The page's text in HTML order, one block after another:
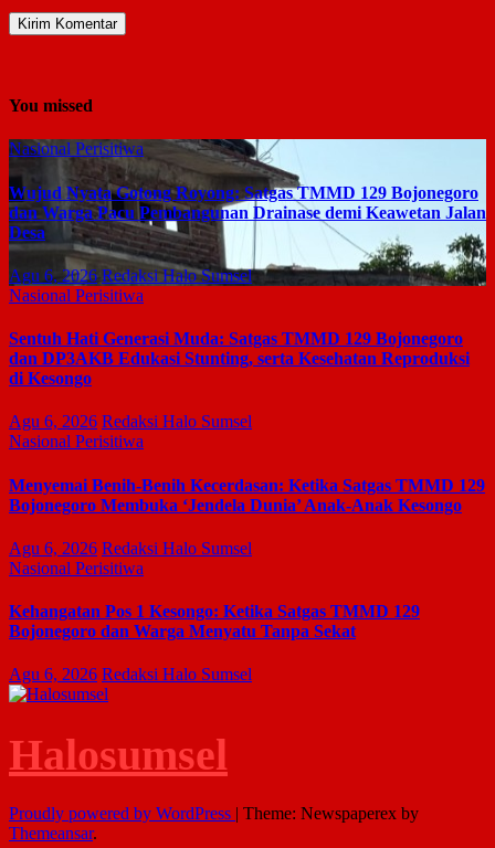
You missed
Nasional Perisitiwa
Wujud Nyata Gotong Royong: Satgas TMMD 129 Bojonegoro
dan Warga Pacu Pembangunan Drainase demi Keawetan Jalan
Desa
Agu 6, 2026 Redaksi Halo Sumsel
Nasional Perisitiwa
Sentuh Hati Generasi Muda: Satgas TMMD 129 Bojonegoro
dan DP3AKB Edukasi Stunting, serta Kesehatan Reproduksi
di Kesongo
Agu 6, 2026 Redaksi Halo Sumsel
Nasional Perisitiwa
Menyemai Benih-Benih Kecerdasan: Ketika Satgas TMMD 129
Bojonegoro Membuka ‘Jendela Dunia’ Anak-Anak Kesongo
Agu 6, 2026 Redaksi Halo Sumsel
Nasional Perisitiwa
Kehangatan Pos 1 Kesongo: Ketika Satgas TMMD 129
Bojonegoro dan Warga Menyatu Tanpa Sekat
Agu 6, 2026 Redaksi Halo Sumsel
Halosumsel
Proudly powered by WordPress | Theme: Newspaperex by
Themeansar.